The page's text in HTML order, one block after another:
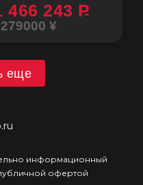
466 243 P
¥
еще
информационный
офертой